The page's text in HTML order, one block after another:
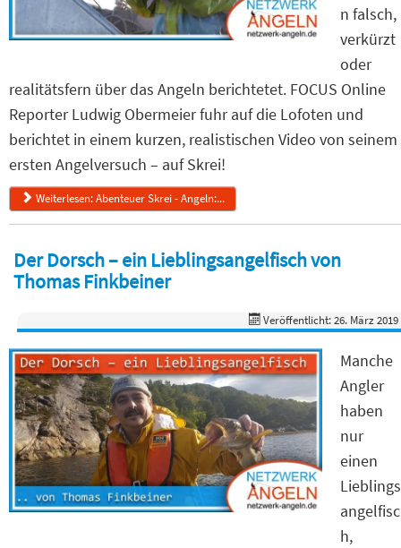
n falsch,
verkürzt
oder
realitätsfern über das Angeln berichtetet. FOCUS Online
Reporter Ludwig Obermeier fuhr auf die Lofoten und
berichtet in einem kurzen, realistischen Video von seinem
ersten Angelversuch – auf Skrei!
Weiterlesen: Abenteuer Skrei - Angeln:...
Der Dorsch – ein Lieblingsangelfisch von
Thomas Finkbeiner
Veröffentlicht: 26. März 2019
Manche
Angler
haben
nur
einen
Lieblings
angelfisc
h,